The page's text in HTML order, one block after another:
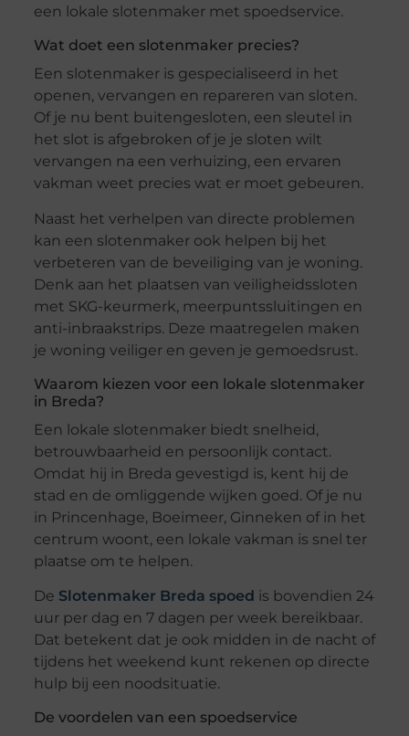
een lokale slotenmaker met spoedservice.
Wat doet een slotenmaker precies?
Een slotenmaker is gespecialiseerd in het
openen, vervangen en repareren van sloten.
Of je nu bent buitengesloten, een sleutel in
het slot is afgebroken of je je sloten wilt
vervangen na een verhuizing, een ervaren
vakman weet precies wat er moet gebeuren.
Naast het verhelpen van directe problemen
kan een slotenmaker ook helpen bij het
verbeteren van de beveiliging van je woning.
Denk aan het plaatsen van veiligheidssloten
met SKG-keurmerk, meerpuntssluitingen en
anti-inbraakstrips. Deze maatregelen maken
je woning veiliger en geven je gemoedsrust.
Waarom kiezen voor een lokale slotenmaker
in Breda?
Een lokale slotenmaker biedt snelheid,
betrouwbaarheid en persoonlijk contact.
Omdat hij in Breda gevestigd is, kent hij de
stad en de omliggende wijken goed. Of je nu
in Princenhage, Boeimeer, Ginneken of in het
centrum woont, een lokale vakman is snel ter
plaatse om te helpen.
De Slotenmaker Breda spoed is bovendien 24
uur per dag en 7 dagen per week bereikbaar.
Dat betekent dat je ook midden in de nacht of
tijdens het weekend kunt rekenen op directe
hulp bij een noodsituatie.
De voordelen van een spoedservice